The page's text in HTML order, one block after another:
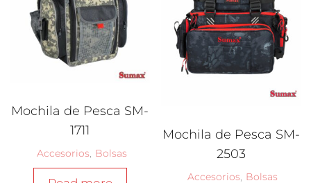
Mochila de Pesca SM-
1711
Accesorios Bolsas
Mochila de Pesca SM-
2503
Accesorios Bolsas